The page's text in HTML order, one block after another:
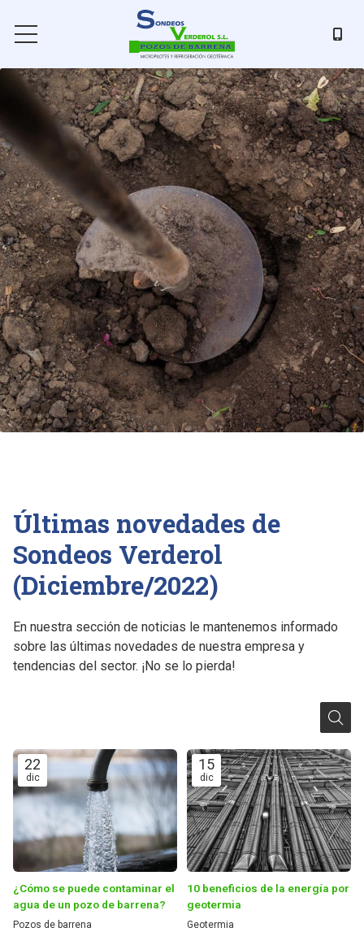
Últimas novedades de
Sondeos Verderol
(Diciembre/2022)
En nuestra sección de noticias le mantenemos informado
sobre las últimas novedades de nuestra empresa y
tendencias del sector. ¡No se lo pierda!
22
dic
¿Cómo se puede contaminar el
agua de un pozo de barrena?
Pozos de barrena
15
dic
10 beneficios de la energía por
geotermia
Geotermia